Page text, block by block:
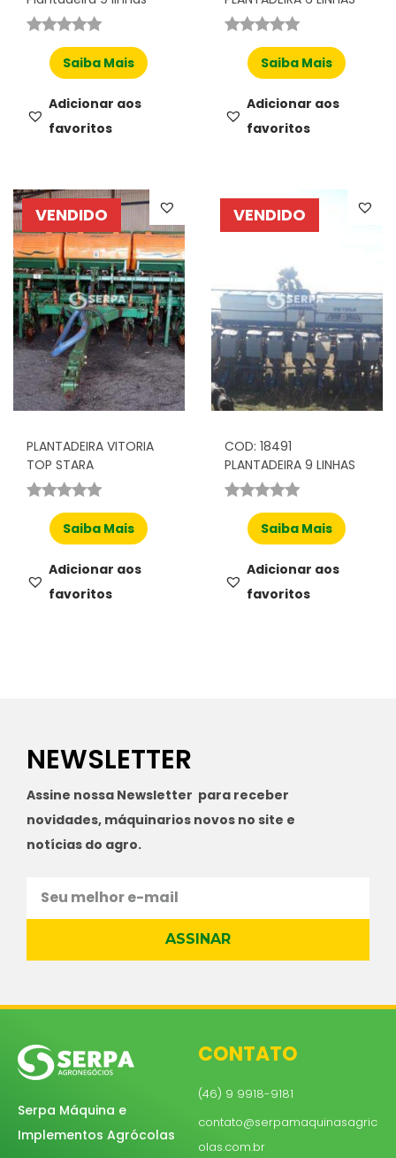
Saiba Mais
Adicionar aos
favoritos
Saiba Mais
Adicionar aos
favoritos
VENDIDO
PLANTADEIRA VITORIA
TOP STARA
Saiba Mais
Adicionar aos
favoritos
VENDIDO
COD: 18491
PLANTADEIRA 9 LINHAS
Saiba Mais
Adicionar aos
favoritos
NEWSLETTER
Assine nossa Newsletter para receber
novidades, máquinarios novos no site e
notícias do agro.
ASSINAR
Serpa Máquina e
Implementos Agrócolas
CONTATO
(46) 9 9918-9181
contato@serpamaquinasagric
olas.com.br